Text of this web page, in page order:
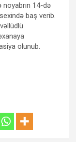
noyabrın 14-də
baş verib.
olunub.